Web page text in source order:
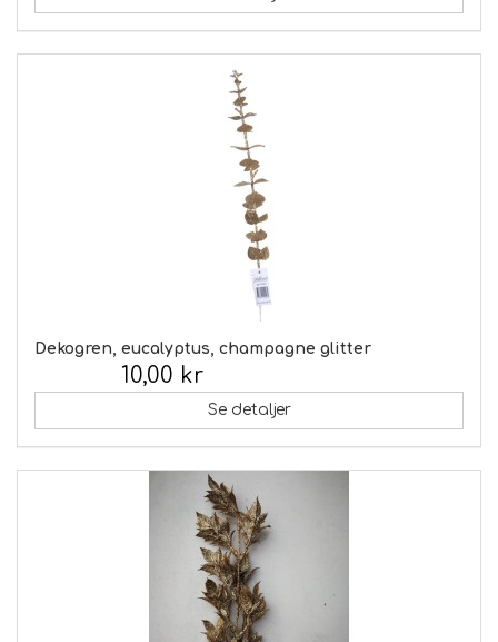
Dekogren, eucalyptus, champagne glitter
10,00 kr
Se detaljer